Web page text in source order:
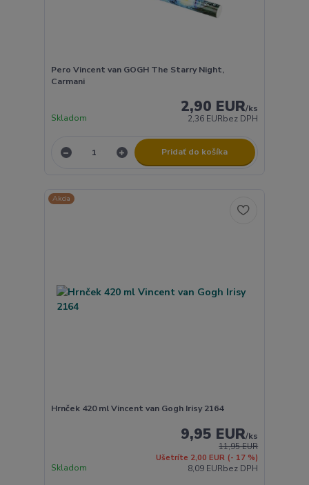
Pero Vincent van GOGH The Starry Night,
Carmani
2,90 EUR/ks
2,36 EURbez DPH
Skladom
Pridať do košíka
Akcia
Hrnček 420 ml Vincent van Gogh Irisy 2164
11,95 EUR
Ušetríte 2,00 EUR (- 17 %)
9,95 EUR/ks
8,09 EURbez DPH
Skladom